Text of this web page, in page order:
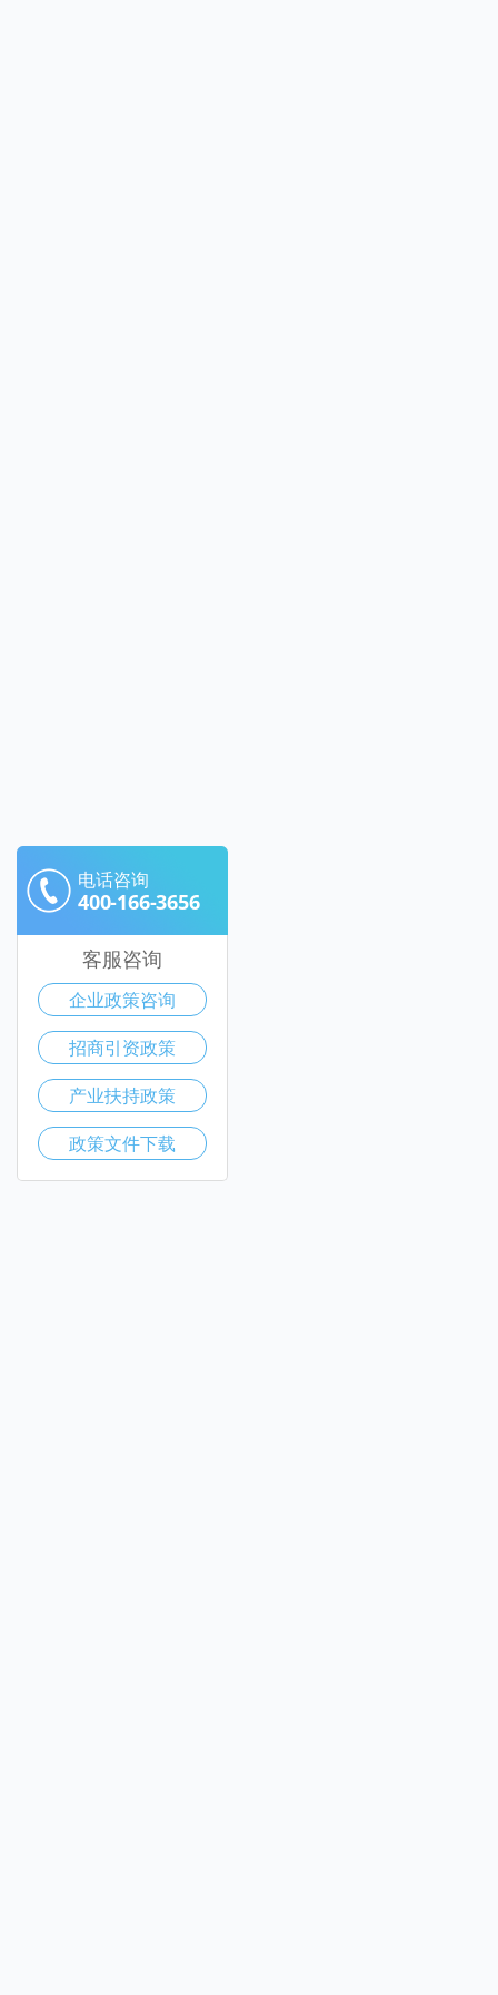
电话咨询
400-166-3656
客服咨询
企业政策咨询
招商引资政策
产业扶持政策
政策文件下载